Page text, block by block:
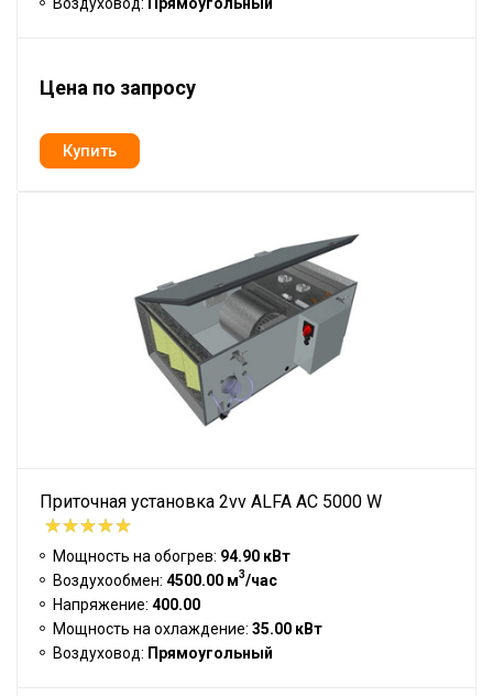
Цена по запросу
Приточная установка 2vv ALFA AC 5000 W
Мощность на обогрев: 94.90 кВт
Воздухообмен: 4500.00 м3/час
Напряжение: 400.00
Мощность на охлаждение: 35.00 кВт
Воздуховод: Прямоугольный